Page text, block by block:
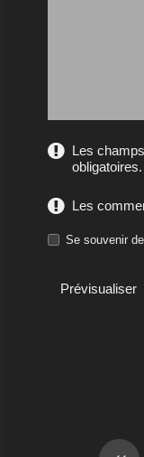
Les
obligatoires.
Les
Se souvenir